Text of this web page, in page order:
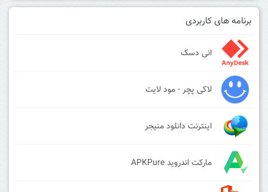
برنامه های کاربردی
انی دسک
لاکی پچر - مود لایت
اینترنت دانلود منیجر
مارکت اندروید APKPure